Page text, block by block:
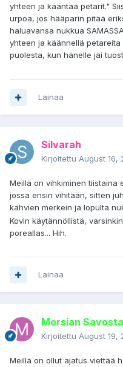
yhteen ja kääntää petarit."
urpoa, jos hääparin pitää
haluavansa nukkua
yhteen ja käännellä
puolesta, kun hänelle jäi
Lainaa
Silvarah
Kirjoitettu August 16,
Meillä on vihkiminen tiistaina
jossa ensin vihitään, sitten
kahvien merkein ja lopulta
Kovin käytännöllistä,
poreallas... Hih.
Lainaa
Morsian Savosta
Kirjoitettu August 19,
Meillä on ollut ajatus viettää